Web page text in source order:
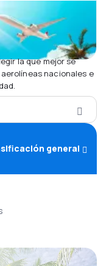
la que mejor se
nacionales e
general